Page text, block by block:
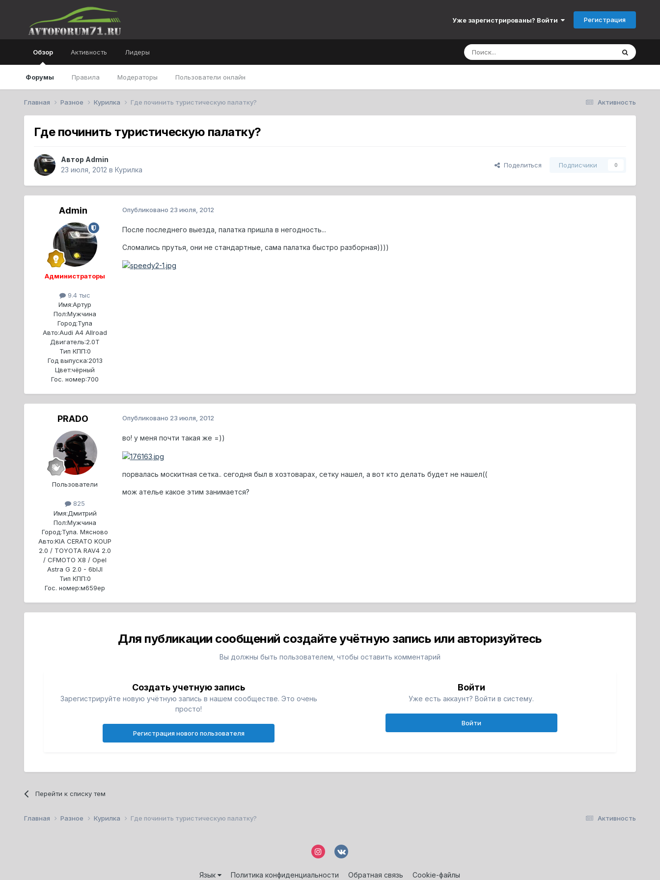
Уже зарегистрированы? Войти Регистрация
Обзор
Форумы Правила Модераторы Пользователи онлайн
Активность Лидеры
Активность
Главная Разное Курилка Где починить туристическую палатку?
Где починить туристическую палатку?
Автор Admin
23 июля, 2012 в Курилка
Поделиться Подписчики 0
Admin
Администраторы
9.4 тыс
Имя:Артур
Пол:Мужчина
Город:Тула
Авто:Audi A4 Allroad
Двигатель:2.0T
Тип КПП:0
Год выпуска:2013
Цвет:чёрный
Гос. номер:700
Опубликовано 23 июля, 2012
После последнего выезда, палатка пришла в негодность...
Сломались прутья, они не стандартные, сама палатка быстро разборная))))
PRADO
Пользователи
825
Имя:Дмитрий
Пол:Мужчина
Город:Тула. Мясново
Авто:KIA CERATO KOUP
2.0 / TOYOTA RAV4 2.0
/ CFMOTO X8 / Opel
Astra G 2.0 - 6blJI
Тип КПП:0
Гос. номер:м659ер
Опубликовано 23 июля, 2012
во! у меня почти такая же =))
порвалась москитная сетка.. сегодня был в хозтоварах, сетку нашел, а вот кто делать будет не нашел((
мож ателье какое этим занимается?
Для публикации сообщений создайте учётную запись или авторизуйтесь
Вы должны быть пользователем, чтобы оставить комментарий
Создать учетную запись
Зарегистрируйте новую учётную запись в нашем сообществе. Это очень
просто!
Регистрация нового пользователя
Войти
Уже есть аккаунт? Войти в систему.
Войти
Перейти к списку тем
Активность
Главная Разное Курилка Где починить туристическую палатку?
Язык Политика конфиденциальности Обратная связь Cookie-файлы